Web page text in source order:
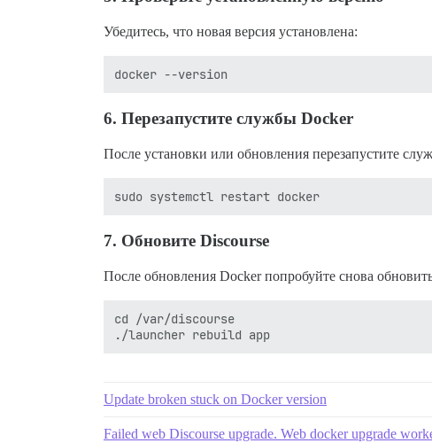
Убедитесь, что новая версия установлена:
6. Перезапустите службы Docker
После установки или обновления перезапустите
7. Обновите Discourse
После обновления Docker попробуйте снова
cd /var/discourse
Update broken stuck on Docker version
Failed web Discourse upgrade. Web docker upgrade